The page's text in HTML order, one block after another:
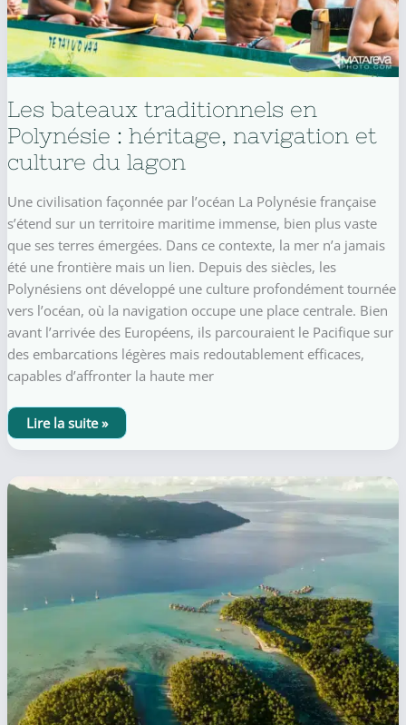
Les bateaux traditionnels en
Polynésie : héritage, navigation et
culture du lagon
Une civilisation façonnée par l’océan La Polynésie française
s’étend sur un territoire maritime immense, bien plus vaste
que ses terres émergées. Dans ce contexte, la mer n’a jamais
été une frontière mais un lien. Depuis des siècles, les
Polynésiens ont développé une culture profondément tournée
vers l’océan, où la navigation occupe une place centrale. Bien
avant l’arrivée des Européens, ils parcouraient le Pacifique sur
des embarcations légères mais redoutablement efficaces,
capables d’affronter la haute mer
Les
bateaux
traditionnels
:
héritage,
culture
du
lagon
Lire la suite »